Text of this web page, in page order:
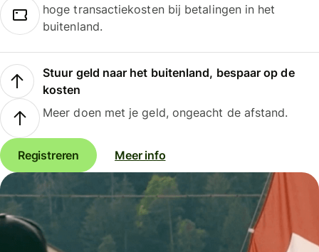
hoge transactiekosten bij betalingen in het
buitenland.
Stuur geld naar het buitenland, bespaar op de
kosten
Meer doen met je geld, ongeacht de afstand.
Registreren Meer info